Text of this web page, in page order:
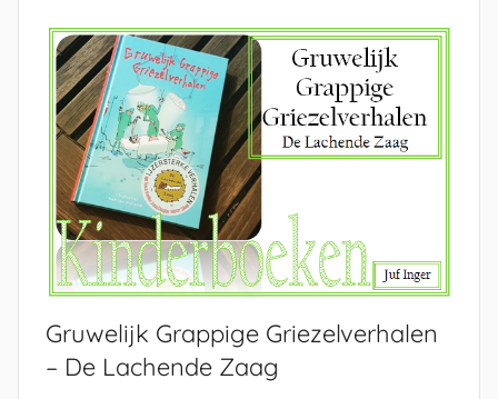
Gruwelijk Grappige Griezelverhalen
– De Lachende Zaag